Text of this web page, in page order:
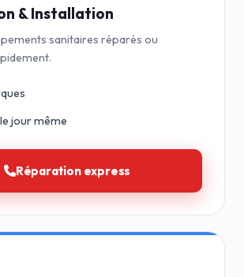
& Installation
sanitaires réparés ou
jour même
Réparation express